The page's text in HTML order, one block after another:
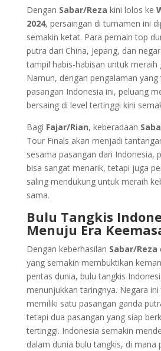
Dengan Sabar/Reza kini lolos ke
2024, persaingan di turnamen ini
semakin ketat. Para pemain top
putra dari China, Jepang, dan
tampil habis-habisan untuk meraih
Namun, dengan pengalaman
pasangan Indonesia ini, peluang
bersaing di level tertinggi kini
Bagi Fajar/Rian, keberadaan
Tour Finals akan menjadi
sesama pasangan dari Indonesia,
bisa sangat menarik, tetapi juga
saling mendukung untuk meraih
sama.
Bulu Tangkis
Menuju Era
Dengan keberhasilan Sabar/Reza
yang semakin membuktikan
pentas dunia, bulu tangkis
menunjukkan taringnya. Negara ini
memiliki satu pasangan ganda
tetapi dua pasangan yang siap
tertinggi. Indonesia semakin
dalam dunia bulu tangkis, di mana